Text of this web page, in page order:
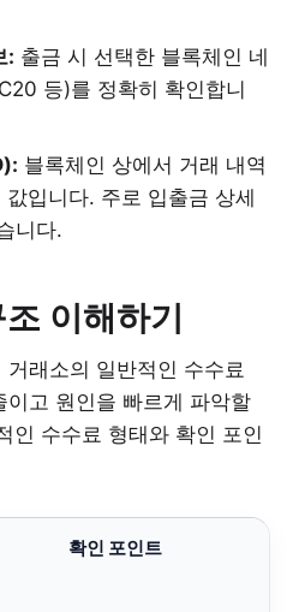
: 출금 시 선택한 블록체인 네
등)를 정확히 확인합니
블록체인 상에서 거래 내역
입니다. 주로 입출금 상세
니다.
이해하기
래소의 일반적인 수수료
고 원인을 빠르게 파악할
인 수수료 형태와 확인 포인
확인 포인트